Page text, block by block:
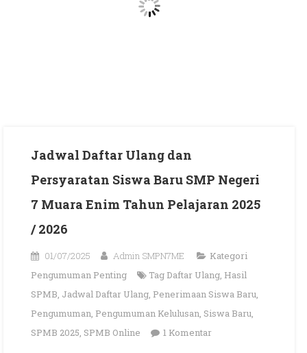
Jadwal Daftar Ulang dan
Persyaratan Siswa Baru SMP Negeri
7 Muara Enim Tahun Pelajaran 2025
/ 2026
01/07/2025 Admin SMPN7ME
Kategori
Pengumuman Penting
Tag Daftar Ulang, Hasil
SPMB, Jadwal Daftar Ulang, Penerimaan Siswa Baru,
Pengumuman, Pengumuman Kelulusan, Siswa Baru,
SPMB 2025, SPMB Online 1 Komentarpada